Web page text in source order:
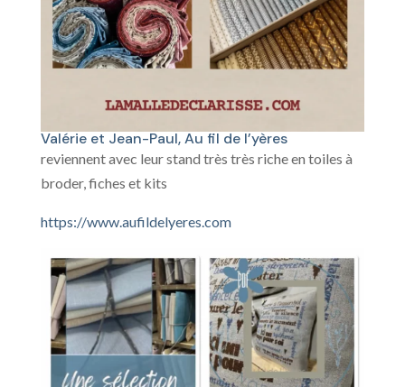
Valérie et Jean-Paul, Au fil de l’yères
reviennent avec leur stand très très riche en toiles à
broder, fiches et kits
https://www.aufildelyeres.com